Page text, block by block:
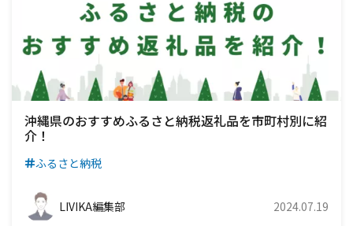
沖縄県のおすすめふるさと納税返礼品を市町村別に紹
介！
ふるさと納税
LIVIKA編集部 2024.07.19